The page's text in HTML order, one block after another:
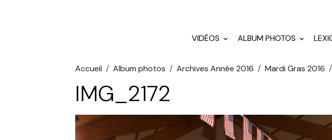
VIDÉOS ALBUM PHOTOS
Accueil Album photos Archives Année 2016 Mardi Gras 2016
IMG_2172